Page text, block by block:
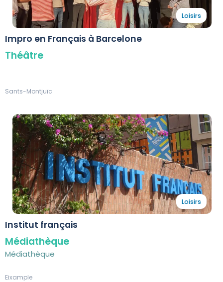
Loisirs
Impro en Français à Barcelone
Théâtre
Sants-Montjuïc
Loisirs
Institut français
Médiathèque
Médiathèque
Eixample